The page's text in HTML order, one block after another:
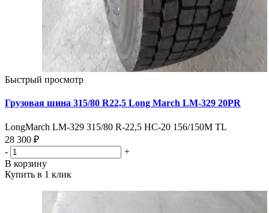
Быстрый просмотр
Грузовая шина 315/80 R22,5 Long March LM-329 20PR
LongMarch LM-329 315/80 R-22,5 HC-20 156/150M TL
28 300 ₽
-
+
В корзину
Купить в 1 клик